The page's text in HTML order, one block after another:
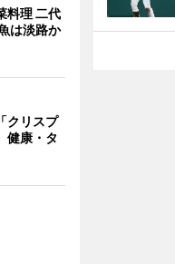
料理 二代
は淡路か
クリスプ
康・タ